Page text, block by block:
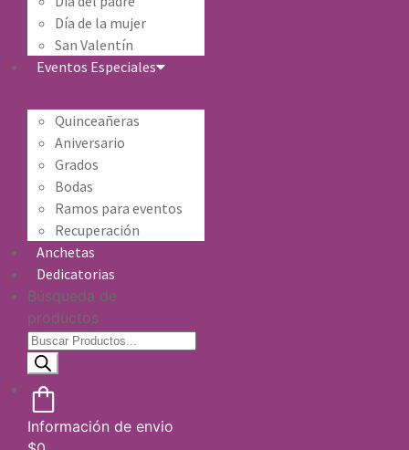
Día de la mujer
San Valentín
Eventos Especiales
Quinceañeras
Aniversario
Grados
Bodas
Ramos para eventos
Recuperación
Anchetas
Dedicatorias
Búsqueda de
productos
Información de envio